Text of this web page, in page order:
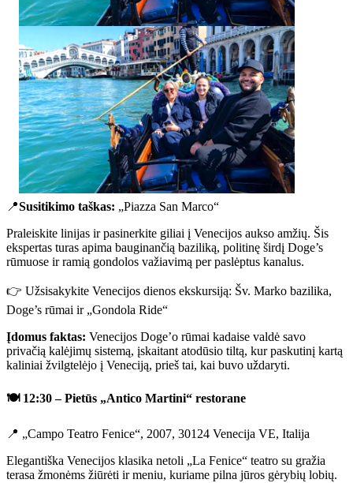
📍Susitikimo taškas: „Piazza San Marco“
Praleiskite linijas ir pasinerkite giliai į Venecijos aukso amžių. Šis
ekspertas turas apima bauginančią baziliką, politinę širdį Doge’s
rūmuose ir ramią gondolos važiavimą per paslėptus kanalus.
👉 Užsisakykite Venecijos dienos ekskursiją: Šv. Marko bazilika,
Doge’s rūmai ir „Gondola Ride“
Įdomus faktas: Venecijos Doge’o rūmai kadaise valdė savo
privačią kalėjimų sistemą, įskaitant atodūsio tiltą, kur paskutinį kartą
kaliniai žvilgtelėjo į Veneciją, prieš tai, kai buvo uždaryti.
🍽️ 12:30 – Pietūs „Antico Martini“ restorane
📍 „Campo Teatro Fenice“, 2007, 30124 Venecija VE, Italija
Elegantiška Venecijos klasika netoli „La Fenice“ teatro su gražia
terasa žmonėms žiūrėti ir meniu, kuriame pilna jūros gėrybių lobių.